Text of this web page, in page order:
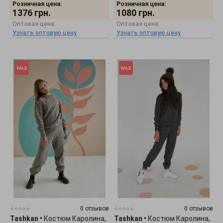
Розничная цена:
1376 грн.
Оптовая цена:
Узнать оптовую цену
Розничная цена:
1080 грн.
Оптовая цена:
Узнать оптовую цену
0 отзывов
Tashkan • Костюм Каролина,
0 отзывов
Tashkan • Костюм Каролина,